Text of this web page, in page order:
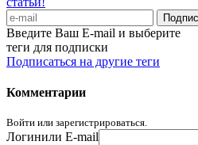
Введите Ваш E-mail и выберите
теги для подписки
Подписаться на другие теги
Комментарии
Войти или зарегистрироваться.
Логинили E-mail